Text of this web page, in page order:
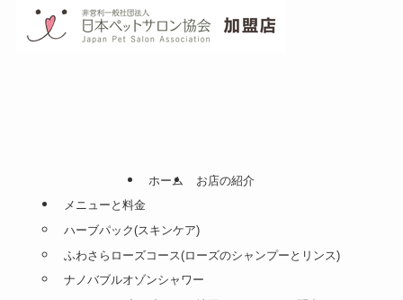
ホーム
お店の紹介
メニューと料金
ハーブパック(スキンケア)
ふわさらローズコース(ローズのシャンプーとリンス)
ナノバブルオゾンシャワー